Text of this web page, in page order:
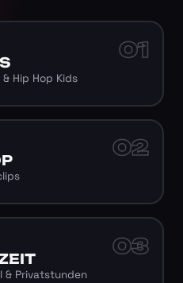
01
Hip Hop Kids
02
03
& Privatstunden